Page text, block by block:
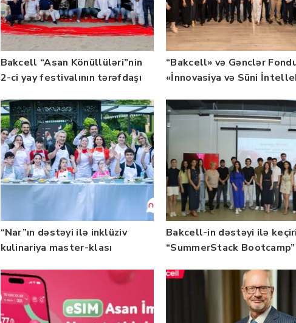
Bakcell “Asan Könüllüləri”nin
2-ci yay festivalının tərəfdaşı
“Bakcell» və Gənclər
«İnnovasiya və Süni
qalibləri ilə görüş keçirib
“Nar”ın dəstəyi ilə inklüziv
kulinariya master-klası
Bakcell-in dəstəyi ilə
“SummerStack Bootcamp”